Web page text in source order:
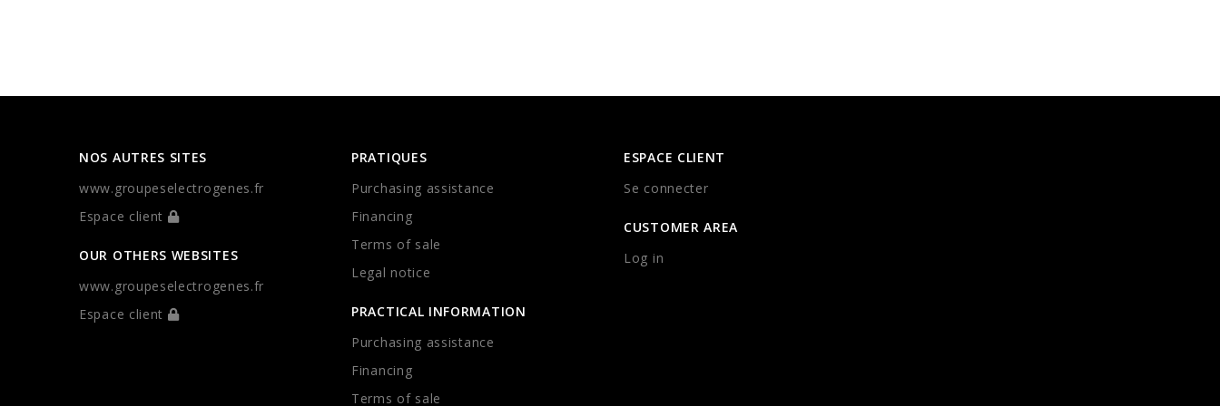
NOS AUTRES SITES
www.groupeselectrogenes.fr
Espace client
OUR OTHERS WEBSITES
www.groupeselectrogenes.fr
Espace client
PRATIQUES
Purchasing assistance
Financing
Terms of sale
Legal notice
PRACTICAL INFORMATION
Purchasing assistance
Financing
Terms of sale
ESPACE CLIENT
Se connecter
CUSTOMER AREA
Log in